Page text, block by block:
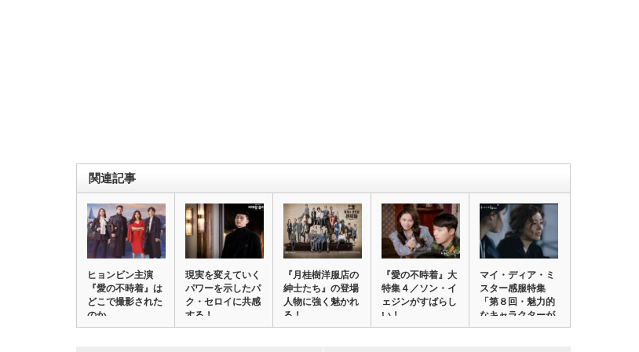
関連記事
ヒョンビン主演
『愛の不時着』は
どこで撮影された
のか
現実を変えていく
パワーを示したパ
ク・セロイに共感
する！
『月桂樹洋服店の
紳士たち』の登場
人物に強く魅かれ
る！
『愛の不時着』大
特集４／ソン・イ
ェジンがすばらし
い！
マイ・ディア・ミ
スター感服特集
「第８回・魅力的
なキャラクターが
本…